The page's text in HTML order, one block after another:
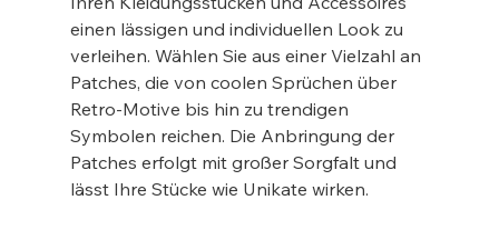
einen lässigen und individuellen Look zu
verleihen. Wählen Sie aus einer Vielzahl an
Patches, die von coolen Sprüchen über
Retro-Motive bis hin zu trendigen
Symbolen reichen. Die Anbringung der
Patches erfolgt mit großer Sorgfalt und
lässt Ihre Stücke wie Unikate wirken.